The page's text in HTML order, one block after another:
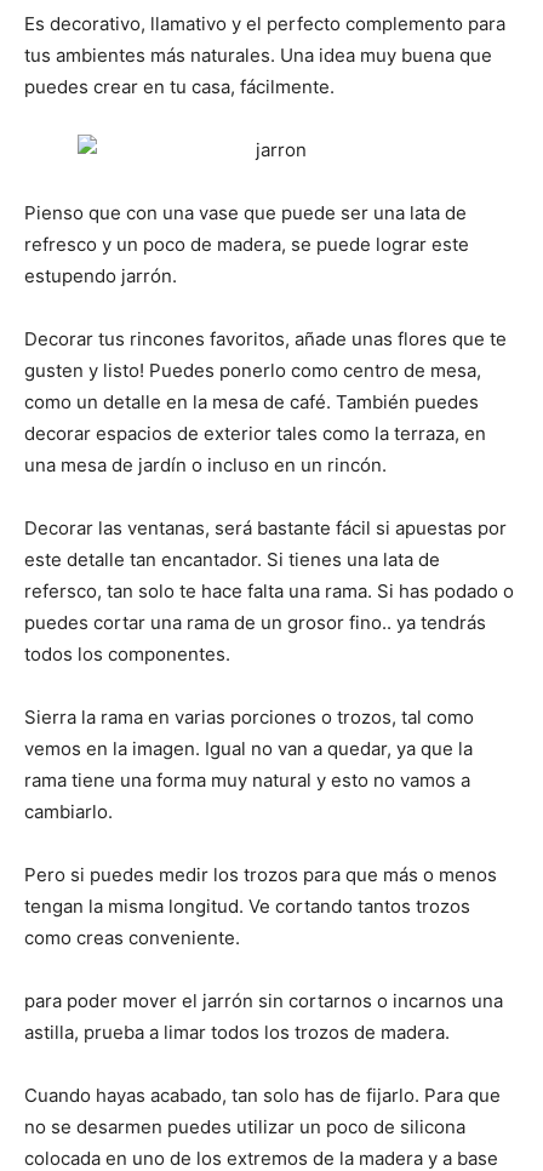
Es decorativo, llamativo y el perfecto complemento para
tus ambientes más naturales. Una idea muy buena que
puedes crear en tu casa, fácilmente.
Pienso que con una vase que puede ser una lata de
refresco y un poco de madera, se puede lograr este
estupendo jarrón.
Decorar tus rincones favoritos, añade unas flores que te
gusten y listo! Puedes ponerlo como centro de mesa,
como un detalle en la mesa de café. También puedes
decorar espacios de exterior tales como la terraza, en
una mesa de jardín o incluso en un rincón.
Decorar las ventanas, será bastante fácil si apuestas por
este detalle tan encantador. Si tienes una lata de
refersco, tan solo te hace falta una rama. Si has podado o
puedes cortar una rama de un grosor fino.. ya tendrás
todos los componentes.
Sierra la rama en varias porciones o trozos, tal como
vemos en la imagen. Igual no van a quedar, ya que la
rama tiene una forma muy natural y esto no vamos a
cambiarlo.
Pero si puedes medir los trozos para que más o menos
tengan la misma longitud. Ve cortando tantos trozos
como creas conveniente.
para poder mover el jarrón sin cortarnos o incarnos una
astilla, prueba a limar todos los trozos de madera.
Cuando hayas acabado, tan solo has de fijarlo. Para que
no se desarmen puedes utilizar un poco de silicona
colocada en uno de los extremos de la madera y a base